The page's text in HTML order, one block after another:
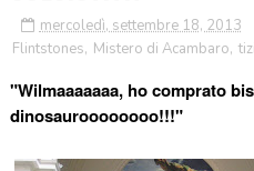
mercoledì, settembre 18, 2013
Flintstones, Mistero di Acambaro,
"Wilmaaaaaaa, ho comprato
dinosauroooooooo!!!"